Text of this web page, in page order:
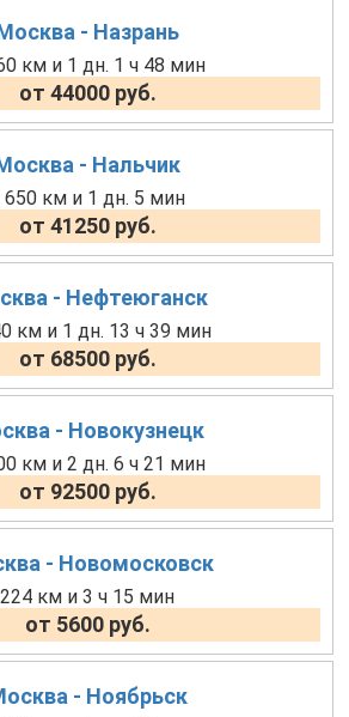
- Назрань
км и 1 дн. 1 ч 48 мин
от 44000 руб.
- Нальчик
650 км и 1 дн. 5 мин
от 41250 руб.
- Нефтеюганск
км и 1 дн. 13 ч 39 мин
от 68500 руб.
- Новокузнецк
км и 2 дн. 6 ч 21 мин
от 92500 руб.
- Новомосковск
224 км и 3 ч 15 мин
от 5600 руб.
- Ноябрьск